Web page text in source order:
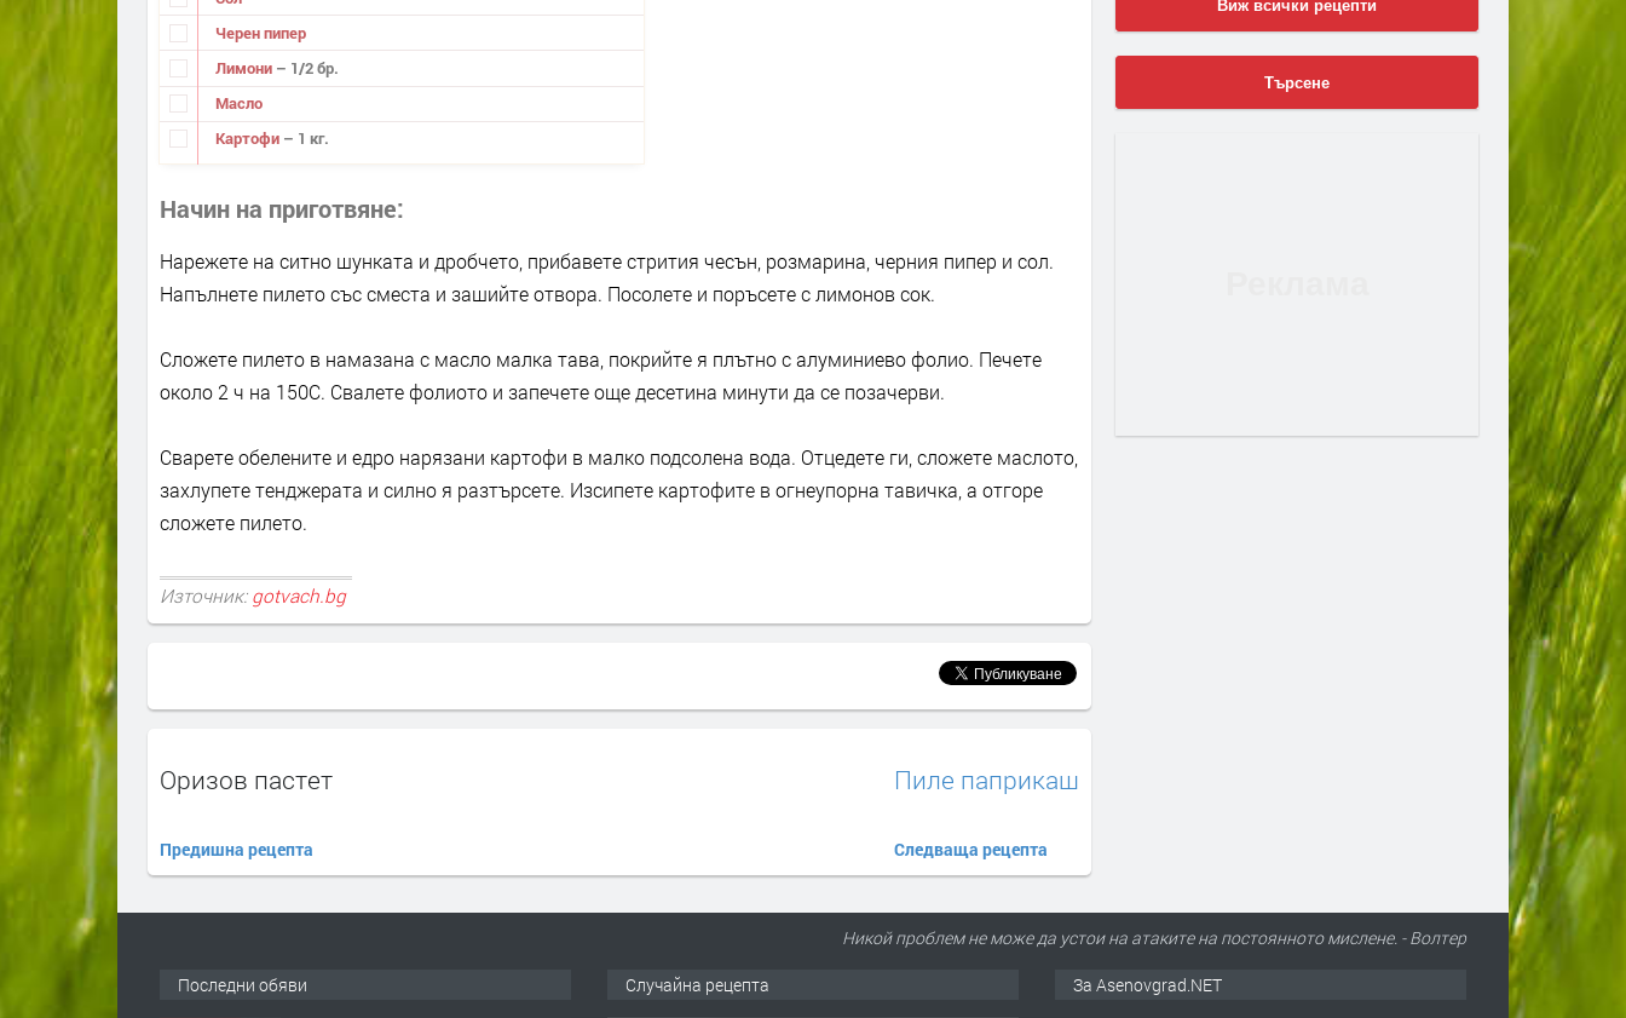
Черен пипер
Лимони – 1/2 бр.
Масло
Картофи – 1 кг.
Начин на приготвяне
Нарежете на ситно шунката и дробчето, прибавете стрития чесън, розмарина, черния пипер и сол.
Напълнете пилето със сместа и зашийте отвора. Посолете и поръсете с лимонов сок.
Сложете пилето в намазана с масло малка тава, покрийте я плътно с алуминиево фолио. Печете
около 2 ч на 150С. Свалете фолиото и запечете още десетина минути да се позачерви.
Сварете обелените и едро нарязани картофи в малко подсолена вода. Отцедете ги, сложете маслото,
захлупете тенджерата и силно я разтърсете. Изсипете картофите в огнеупорна тавичка, а отгоре
сложете пилето.
Източник: gotvach.bg
Оризов пастет
Предишна рецепта
Пиле паприкаш
Следваща рецепта
Виж всички рецепти
Търсене
Никой проблем не може да устои на атаките на постоянното мислене. - Волтер
Последни обяви Случайна рецепта За Asenovgrad.NET